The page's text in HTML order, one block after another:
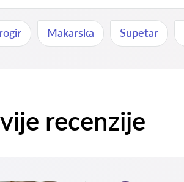
Makarska Supetar
recenzije